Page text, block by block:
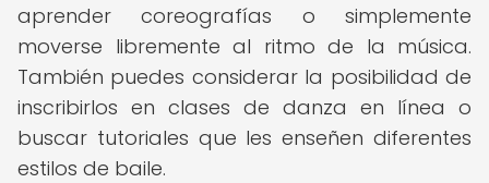
aprender coreografías o simplemente
moverse libremente al ritmo de la música.
También puedes considerar la posibilidad de
inscribirlos en clases de danza en línea o
buscar tutoriales que les enseñen diferentes
estilos de baile.